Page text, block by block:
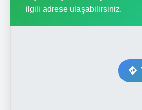
ilgili adrese ulaşabilirsiniz.